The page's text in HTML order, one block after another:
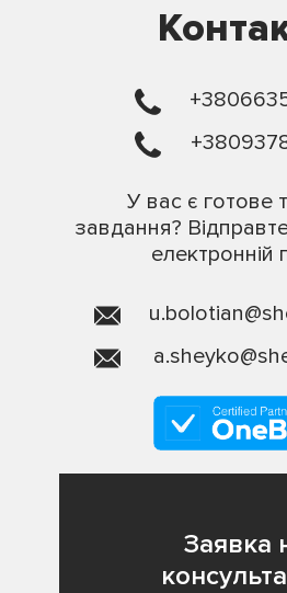
У вас є готове
завдання?
електронній
Заявка